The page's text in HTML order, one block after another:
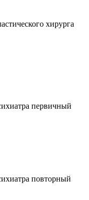
хирурга
первичный
повторный